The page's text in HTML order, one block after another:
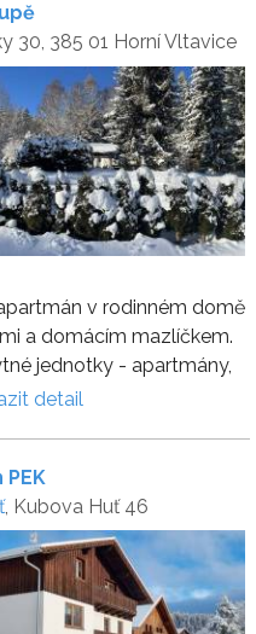
30, 385 01 Horní Vltavice
v rodinném domě
a domácím mazlíčkem.
jednotky - apartmány,
detail
PEK
, Kubova Huť 46